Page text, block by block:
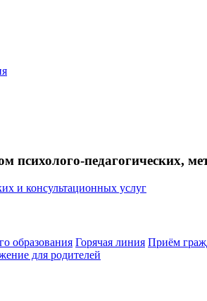
психолого-педагогических,
образования Горячая линия Приём
для родителей